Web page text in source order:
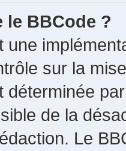
le BBCode ?
une
sur la
déterminée
de la
Le